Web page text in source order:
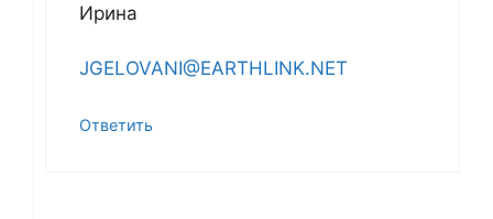
Ирина
JGELOVANI@EARTHLINK.NET
Ответить